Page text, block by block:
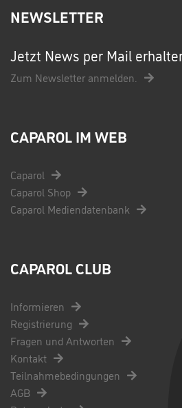
NEWSLETTER
Jetzt News per Mail
Zum Newsletter anmelden.
CAPAROL IM WEB
Caparol
Caparol Shop
Caparol Mediendatenbank
CAPAROL CLUB
Informieren
Registrierung
Fragen und Antworten
Kontakt
Teilnahmebedingungen
AGB